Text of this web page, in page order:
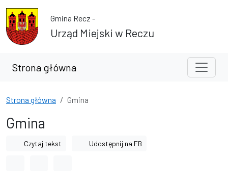
Przejdź do treści
Przejdź do wyszukiwarki
Gmina Recz -
Urząd Miejski w Reczu
Strona główna
Strona główna Gmina
Gmina
Czytaj tekst Udostępnij na FB